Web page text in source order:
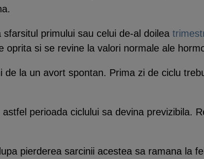
primului sau celui de-al doilea
si se revine la valori normale ale
la un avort spontan. Prima zi de ciclu
perioada ciclului sa devina previzibila.
pierderea sarcinii acestea sa ramana la